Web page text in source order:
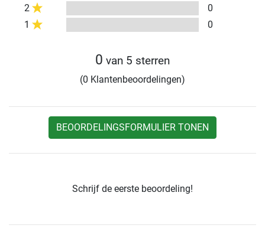
2
0
1
0
0 van 5 sterren
(0 Klantenbeoordelingen)
BEOORDELINGSFORMULIER TONEN
Schrijf de eerste beoordeling!